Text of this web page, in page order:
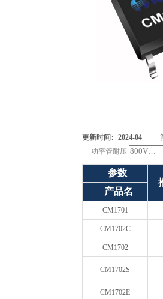
更新时间：2024-04
功率管耐压
参数
产品名
CM1701
CM1702C
CM1702
CM1702S
CM1702E